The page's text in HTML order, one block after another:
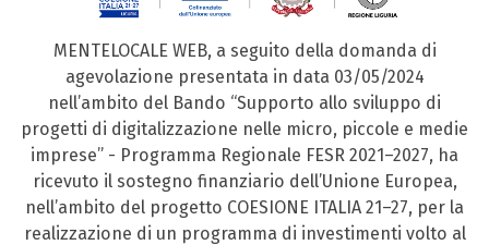
MENTELOCALE WEB, a seguito della domanda di
agevolazione presentata in data 03/05/2024
nell’ambito del Bando “Supporto allo sviluppo di
progetti di digitalizzazione nelle micro, piccole e medie
imprese” - Programma Regionale FESR 2021–2027, ha
ricevuto il sostegno finanziario dell’Unione Europea,
nell’ambito del progetto COESIONE ITALIA 21–27, per la
realizzazione di un programma di investimenti volto al